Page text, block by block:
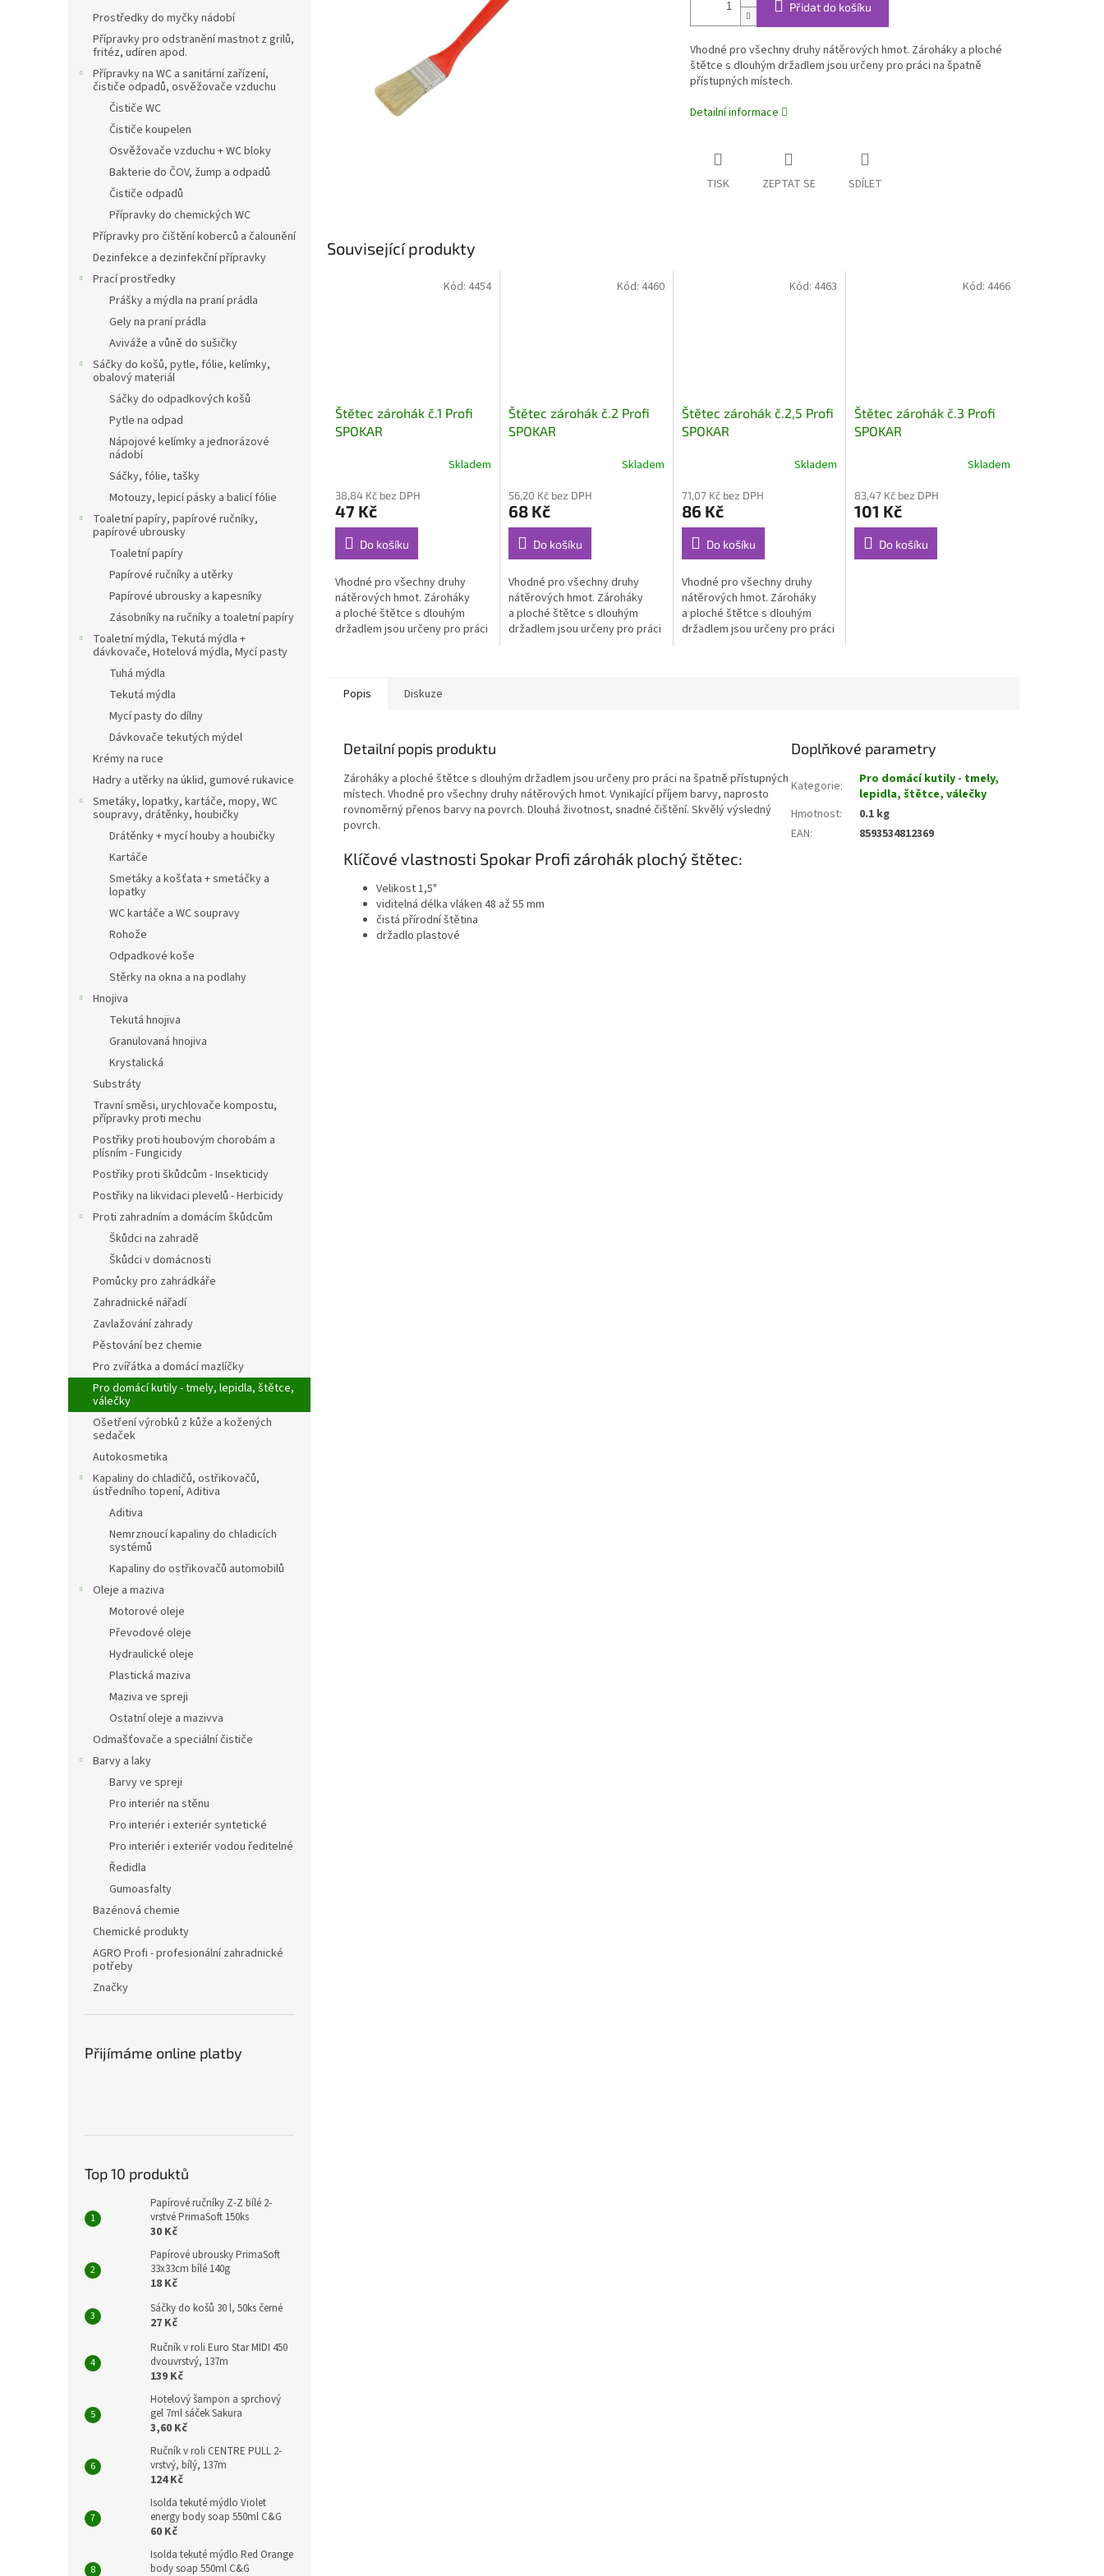
Prostředky do myčky nádobí
Přípravky pro odstranění mastnot z grilů,
fritéz, udíren apod.
Přípravky na WC a sanitární zařízení,
čističe odpadů, osvěžovače vzduchu
Čističe WC
Čističe koupelen
Osvěžovače vzduchu + WC bloky
Bakterie do ČOV, žump a odpadů
Čističe odpadů
Přípravky do chemických WC
Přípravky pro čištění koberců a čalounění
Dezinfekce a dezinfekční přípravky
Prací prostředky
Prášky a mýdla na praní prádla
Gely na praní prádla
Aviváže a vůně do sušičky
Sáčky do košů, pytle, fólie, kelímky,
obalový materiál
Sáčky do odpadkových košů
Pytle na odpad
Nápojové kelímky a jednorázové
nádobí
Sáčky, fólie, tašky
Motouzy, lepicí pásky a balicí fólie
Toaletní papíry, papírové ručníky,
papírové ubrousky
Toaletní papíry
Papírové ručníky a utěrky
Papírové ubrousky a kapesníky
Zásobníky na ručníky a toaletní papíry
Toaletní mýdla, Tekutá mýdla +
dávkovače, Hotelová mýdla, Mycí pasty
Tuhá mýdla
Tekutá mýdla
Mycí pasty do dílny
Dávkovače tekutých mýdel
Krémy na ruce
Hadry a utěrky na úklid, gumové rukavice
Smetáky, lopatky, kartáče, mopy, WC
soupravy, drátěnky, houbičky
Drátěnky + mycí houby a houbičky
Kartáče
Smetáky a košťata + smetáčky a
lopatky
WC kartáče a WC soupravy
Rohože
Odpadkové koše
Stěrky na okna a na podlahy
Hnojiva
Tekutá hnojiva
Granulovaná hnojiva
Krystalická
Substráty
Travní směsi, urychlovače kompostu,
přípravky proti mechu
Postřiky proti houbovým chorobám a
plísním - Fungicidy
Postřiky proti škůdcům - Insekticidy
Postřiky na likvidaci plevelů - Herbicidy
Proti zahradním a domácím škůdcům
Škůdci na zahradě
Škůdci v domácnosti
Pomůcky pro zahrádkáře
Zahradnické nářadí
Zavlažování zahrady
Pěstování bez chemie
Pro zvířátka a domácí mazlíčky
Pro domácí kutily - tmely, lepidla, štětce,
válečky
Ošetření výrobků z kůže a kožených
sedaček
Autokosmetika
Kapaliny do chladičů, ostřikovačů,
ústředního topení, Aditiva
Aditiva
Nemrznoucí kapaliny do chladicích
systémů
Kapaliny do ostřikovačů automobilů
Oleje a maziva
Motorové oleje
Převodové oleje
Hydraulické oleje
Plastická maziva
Maziva ve spreji
Ostatní oleje a mazivva
Odmašťovače a speciální čističe
Barvy a laky
Barvy ve spreji
Pro interiér na stěnu
Pro interiér i exteriér syntetické
Pro interiér i exteriér vodou ředitelné
Ředidla
Gumoasfalty
Bazénová chemie
Chemické produkty
AGRO Profi - profesionální zahradnické
potřeby
Značky
Přijímáme online platby
Top 10 produktů
Papírové ručníky Z-Z bílé 2-
vrstvé PrimaSoft 150ks
30 Kč
Papírové ubrousky PrimaSoft
33x33cm bílé 140g
18 Kč
Sáčky do košů 30 l, 50ks černé
27 Kč
Ručník v roli Euro Star MIDI 450
dvouvrstvý, 137m
139 Kč
Hotelový šampon a sprchový
gel 7ml sáček Sakura
3,60 Kč
Ručník v roli CENTRE PULL 2-
vrstvý, bílý, 137m
124 Kč
Isolda tekuté mýdlo Violet
energy body soap 550ml C&G
60 Kč
Isolda tekuté mýdlo Red Orange
body soap 550ml C&G
Přidat do košíku
Vhodné pro všechny druhy nátěrových hmot. Zároháky a ploché
štětce s dlouhým držadlem jsou určeny pro práci na špatně
přístupných místech.
Detailní informace
TISK ZEPTAT SE SDÍLET
Související produkty
Štětec zárohák č.1 Profi
SPOKAR
Skladem
38,84 Kč bez DPH
47 Kč
Do košíku
Vhodné pro všechny druhy
nátěrových hmot. Zároháky
a ploché štětce s dlouhým
držadlem jsou určeny pro práci
Kód: 4454
Štětec zárohák č.2 Profi
SPOKAR
Skladem
56,20 Kč bez DPH
68 Kč
Do košíku
Vhodné pro všechny druhy
nátěrových hmot. Zároháky
a ploché štětce s dlouhým
držadlem jsou určeny pro práci
Kód: 4460
Štětec zárohák č.2,5 Profi
SPOKAR
Skladem
71,07 Kč bez DPH
86 Kč
Do košíku
Vhodné pro všechny druhy
nátěrových hmot. Zároháky
a ploché štětce s dlouhým
držadlem jsou určeny pro práci
Kód: 4463
Štětec zárohák č.3 Profi
SPOKAR
Skladem
83,47 Kč bez DPH
101 Kč
Do košíku
Kód: 4466
Popis Diskuze
Detailní popis produktu
Zároháky a ploché štětce s dlouhým držadlem jsou určeny pro práci na špatně přístupných
místech. Vhodné pro všechny druhy nátěrových hmot. Vynikající příjem barvy, naprosto
rovnoměrný přenos barvy na povrch. Dlouhá životnost, snadné čištění. Skvělý výsledný
povrch.
Klíčové vlastnosti Spokar Profi zárohák plochý štětec:
Velikost 1,5"
viditelná délka vláken 48 až 55 mm
čistá přírodní štětina
držadlo plastové
Doplňkové parametry
Kategorie:
Pro domácí kutily - tmely,
lepidla, štětce, válečky
Hmotnost:
0.1 kg
EAN: 8593534812369